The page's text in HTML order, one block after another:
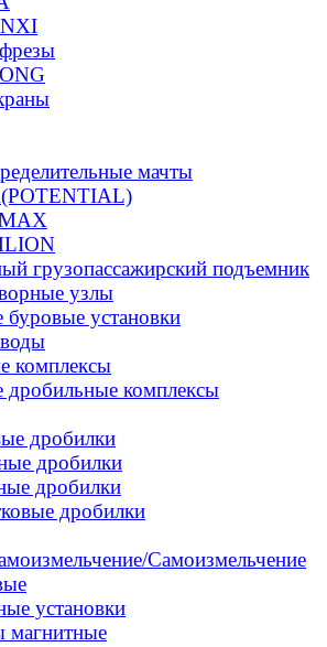
мачты
грузопассажирский подъемник
узлы
установки
комплексы
комплексы
дробилки
дробилки
дробилки
дробилки
Самоизмельчение
установки
магнитные